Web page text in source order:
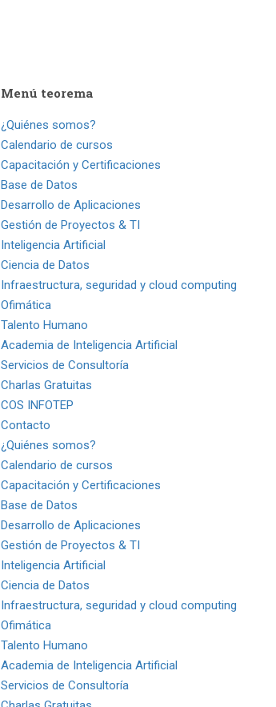
Menú teorema
¿Quiénes somos?
Calendario de cursos
Capacitación y Certificaciones
Base de Datos
Desarrollo de Aplicaciones
Gestión de Proyectos & TI
Inteligencia Artificial
Ciencia de Datos
Infraestructura, seguridad y cloud computing
Ofimática
Talento Humano
Academia de Inteligencia Artificial
Servicios de Consultoría
Charlas Gratuitas
COS INFOTEP
Contacto
¿Quiénes somos?
Calendario de cursos
Capacitación y Certificaciones
Base de Datos
Desarrollo de Aplicaciones
Gestión de Proyectos & TI
Inteligencia Artificial
Ciencia de Datos
Infraestructura, seguridad y cloud computing
Ofimática
Talento Humano
Academia de Inteligencia Artificial
Servicios de Consultoría